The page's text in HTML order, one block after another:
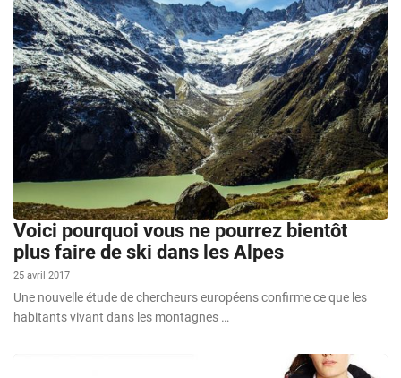
Voici pourquoi vous ne pourrez bientôt
plus faire de ski dans les Alpes
25 avril 2017
Une nouvelle étude de chercheurs européens confirme ce que les
habitants vivant dans les montagnes …